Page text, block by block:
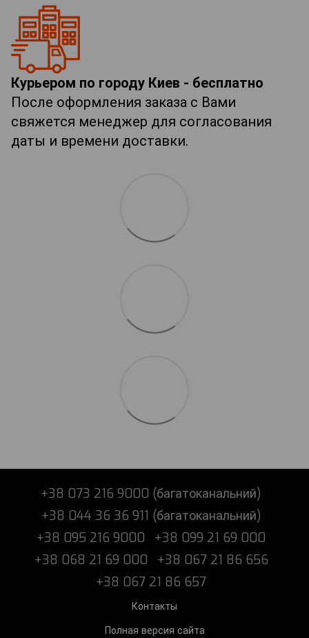
Курьером по городу Киев - бесплатно
После оформления заказа с Вами
свяжется менеджер для согласования
даты и времени доставки.
+38 073 216 9000 (багатоканальний)
+38 044 36 36 911 (багатоканальний)
+38 095 216 9000
+38 099 21 69 000
+38 068 21 69 000
+38 067 21 86 656
+38 067 21 86 657
Контакты
Полная версия сайта